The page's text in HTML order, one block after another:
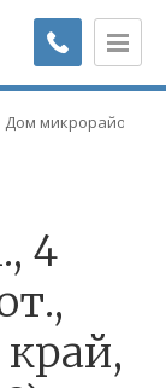
Дом микрорайон
4